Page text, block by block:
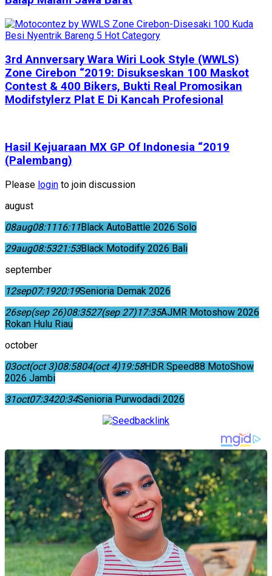
3rd Annversary Wara Wiri Look Style (WWLS)
Zone Cirebon “2019: Disukseskan 100 Maskot
Contest & 400 Bikers, Bukti Real Promosikan
Modifstylerz Plat E Di Kancah Profesional
Hasil Kejuaraan MX GP Of Indonesia “2019
(Palembang)
Please login to join discussion
august
08aug08:1116:11Black AutoBattle 2026 Solo
29aug08:5321:53Black Motodify 2026 Bali
september
12sep07:1920:19Senioria Demak 2026
26sep(sep 26)08:3527(sep 27)17:35AJMR Motoshow 2026
Rokan Hulu Riau
october
03oct(oct 3)08:5804(oct 4)19:58HDR Speed88 MotoShow
2026 Jambi
31oct07:3420:34Senioria Purwodadi 2026